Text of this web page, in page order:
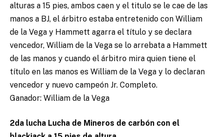
alturas a 15 pies, ambos caen y el titulo se le cae de las
manos a BJ, el árbitro estaba entretenido con William
de la Vega y Hammett agarra el título y se declara
vencedor, William de la Vega se lo arrebata a Hammett
de las manos y cuando el árbitro mira quien tiene el
título en las manos es William de la Vega y lo declaran
vencedor y nuevo campeón Jr. Completo.
Ganador: William de la Vega
2da lucha Lucha de Mineros de carbón con el